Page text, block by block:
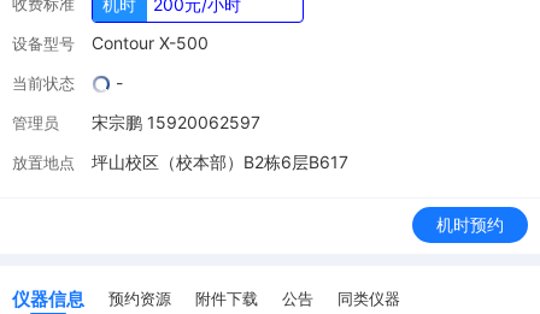
机时 200元/小时
设备型号 Contour X-500
当前状态 -
管理员 宋宗鹏 15920062597
放置地点 坪山校区（校本部）B2栋6层B617
机时预约
仪器信息 预约资源 附件下载 公告 同类仪器